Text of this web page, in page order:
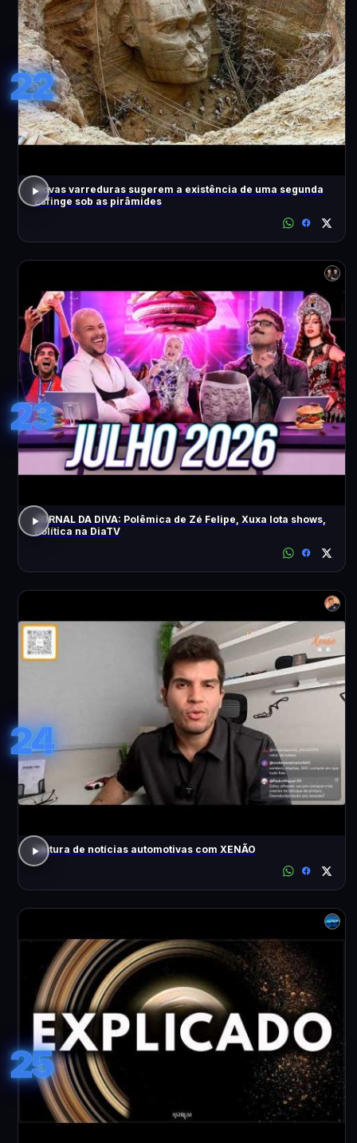
22
Novas varreduras sugerem a existência de uma segunda
Esfinge sob as pirâmides
23
JORNAL DA DIVA: Polêmica de Zé Felipe, Xuxa lota shows,
Política na DiaTV
24
Leitura de notícias automotivas com XENÃO
25